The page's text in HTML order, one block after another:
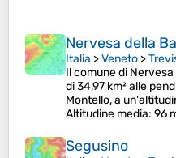
Nervesa della
Italia >Veneto >
Il comune di
di 34,97 km² alle
Montello, a
Altitudine media: 96
Segusino